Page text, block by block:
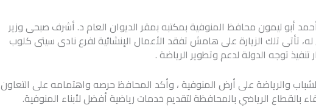
أحمد أبو ليمون محافظ المنوفية بمكتبه بمقر الديوان العام د. أشرف صبحى وزير
تأتى تلك الزيارة على هامش تفقد الأعمال الإنشائية لفرع نادى سيتى كلوب
توجه الدولة لدعم وتطوير الرياضة .
والرياضة على أرض المنوفية ، وأكد المحافظ حرصه واهتمامه على التعاون
بالقطاع الرياضي بالمحافظة لتقديم خدمات رياضية أفضل لأبناء المنوفية.